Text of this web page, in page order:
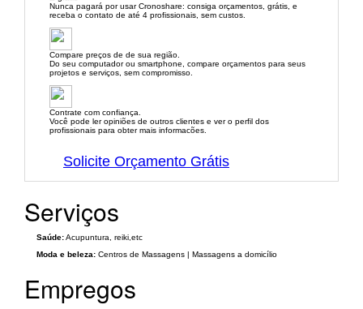
Nunca pagará por usar Cronoshare: consiga orçamentos, grátis, e
receba o contato de até 4 profissionais, sem custos.
Compare preços de de sua região.
Do seu computador ou smartphone, compare orçamentos para seus
projetos e serviços, sem compromisso.
Contrate com confiança.
Você pode ler opiniões de outros clientes e ver o perfil dos
profissionais para obter mais informacões.
Solicite Orçamento Grátis
Serviços
Saúde:Acupuntura, reiki,etc
Moda e beleza: Centros de Massagens | Massagens a domicílio
Empregos